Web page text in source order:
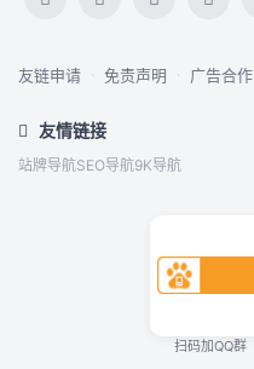
友链申请 · 免责声明 · 广告合作
友情链接
站牌导航SEO导航9K导航
扫码加QQ群